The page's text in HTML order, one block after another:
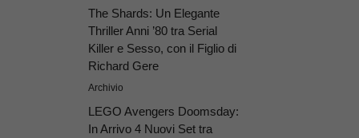
The Shards: Un Elegante
Thriller Anni ’80 tra Serial
Killer e Sesso, con il Figlio di
Richard Gere
Archivio
LEGO Avengers Doomsday:
In Arrivo 4 Nuovi Set tra